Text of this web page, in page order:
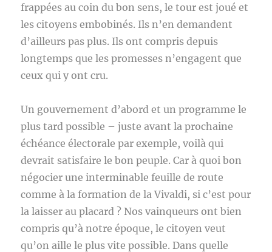
frappées au coin du bon sens, le tour est joué et
les citoyens embobinés. Ils n’en demandent
d’ailleurs pas plus. Ils ont compris depuis
longtemps que les promesses n’engagent que
ceux qui y ont cru.
Un gouvernement d’abord et un programme le
plus tard possible – juste avant la prochaine
échéance électorale par exemple, voilà qui
devrait satisfaire le bon peuple. Car à quoi bon
négocier une interminable feuille de route
comme à la formation de la Vivaldi, si c’est pour
la laisser au placard ? Nos vainqueurs ont bien
compris qu’à notre époque, le citoyen veut
qu’on aille le plus vite possible. Dans quelle